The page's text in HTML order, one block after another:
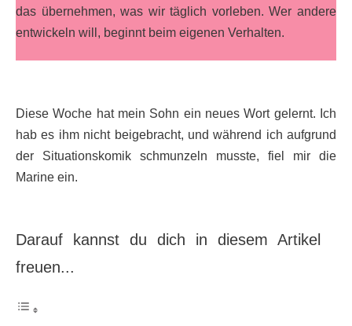
das übernehmen, was wir täglich vorleben. Wer andere
entwickeln will, beginnt beim eigenen Verhalten.
Diese Woche hat mein Sohn ein neues Wort gelernt. Ich
hab es ihm nicht beigebracht, und während ich aufgrund
der Situationskomik schmunzeln musste, fiel mir die
Marine ein.
Darauf kannst du dich in diesem Artikel
freuen...